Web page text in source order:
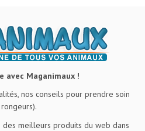
avec Maganimaux !
nos conseils pour prendre soin
meilleurs produits du web dans